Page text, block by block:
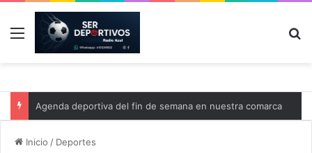
Menú
Agenda deportiva del fin de semana en nuestra comarca
Inicio / Deportes